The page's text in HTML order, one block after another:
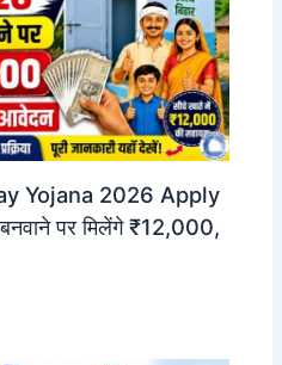
Yojana 2026 Apply
पर मिलेंगे ₹12,000,